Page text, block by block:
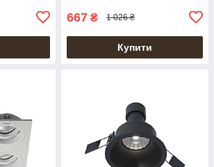
667 ₴ 1 026 ₴
Купити